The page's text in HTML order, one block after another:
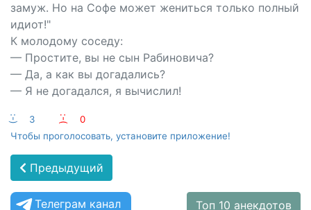
замуж. Но на Софе может жениться только полный
идиот!"
К молодому соседу:
— Простите, вы не сын Рабиновича?
— Да, а как вы догадались?
— Я не догадался, я вычислил!
:-) 3 :-(
0
Чтобы проголосовать, установите приложение!
Предыдущий
Телеграм канал Топ 10 анекдотов